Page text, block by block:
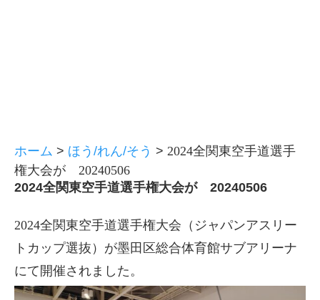
ホーム > ほう/れん/そう > 2024全関東空手道選手
権大会が 20240506
2024全関東空手道選手権大会が 20240506
2024全関東空手道選手権大会（ジャパンアスリー
トカップ選抜）が墨田区総合体育館サブアリーナ
にて開催されました。